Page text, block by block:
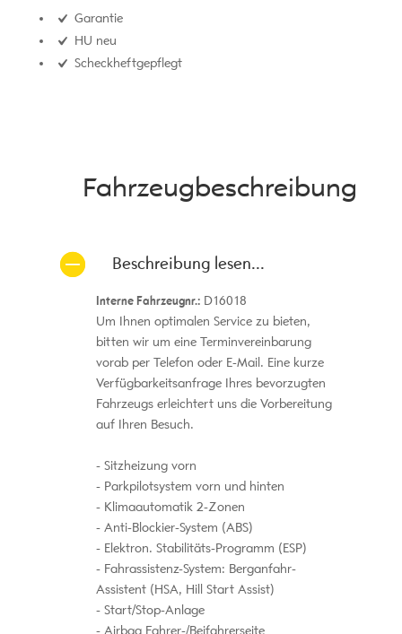
Garantie
HU neu
Scheckheftgepflegt
Fahrzeug­beschreibung
Beschreibung lesen...
Interne Fahrzeugnr.:D16018
Um Ihnen optimalen Service zu bieten,
bitten wir um eine Terminvereinbarung
vorab per Telefon oder E-Mail. Eine kurze
Verfügbarkeitsanfrage Ihres bevorzugten
Fahrzeugs erleichtert uns die Vorbereitung
auf Ihren Besuch.
Sitzheizung vorn
Parkpilotsystem vorn und hinten
Klimaautomatik 2-Zonen
Anti-Blockier-System (ABS)
Elektron. Stabilitäts-Programm (ESP)
Fahrassistenz-System: Berganfahr-
Assistent (HSA, Hill Start Assist)
Start/Stop-Anlage